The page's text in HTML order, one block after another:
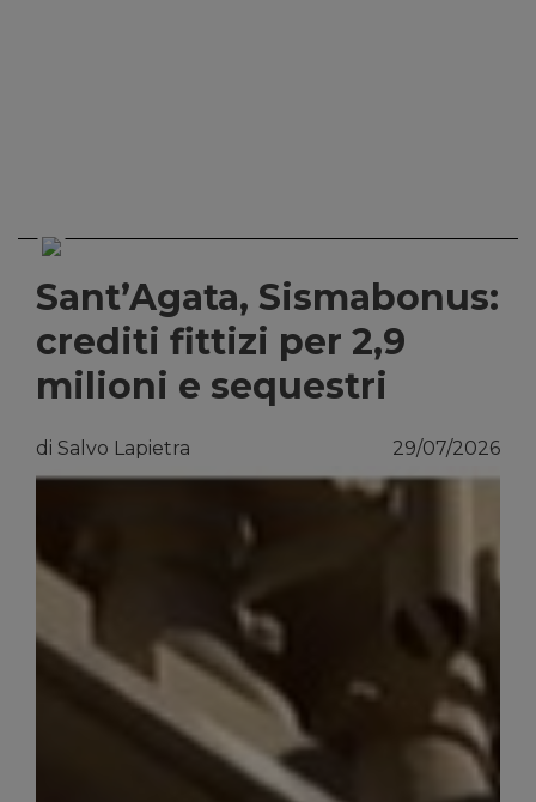
Sant’Agata, Sismabonus:
crediti fittizi per 2,9
milioni e sequestri
di Salvo Lapietra 29/07/2026